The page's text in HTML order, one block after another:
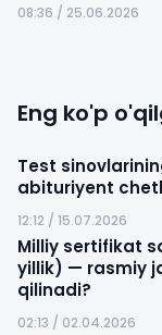
08:36 / 25.06.2026
Eng ko'p
Test
abituriyent
12:12 / 15.07.2026
Milliy sertifikat
yillik) — rasmiy
qilinadi?
02:13 / 02.04.2026